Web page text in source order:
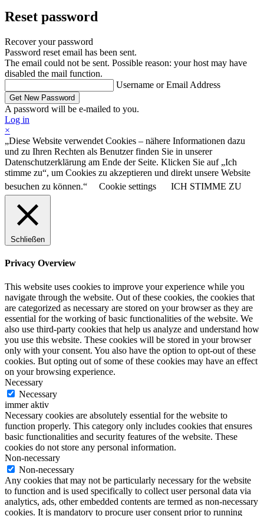
Reset password
Recover your password
Password reset email has been sent.
The email could not be sent. Possible reason: your host may have
disabled the mail function.
Username or Email Address
A password will be e-mailed to you.
Log in
×
„Diese Website verwendet Cookies – nähere Informationen dazu
und zu Ihren Rechten als Benutzer finden Sie in unserer
Datenschutzerklärung am Ende der Seite. Klicken Sie auf „Ich
stimme zu“, um Cookies zu akzeptieren und direkt unsere Website
besuchen zu können.“
Cookie settings ICH STIMME ZU
Schließen
Privacy Overview
This website uses cookies to improve your experience while you
navigate through the website. Out of these cookies, the cookies that
are categorized as necessary are stored on your browser as they are
essential for the working of basic functionalities of the website. We
also use third-party cookies that help us analyze and understand how
you use this website. These cookies will be stored in your browser
only with your consent. You also have the option to opt-out of these
cookies. But opting out of some of these cookies may have an effect
on your browsing experience.
Necessary
Necessary
immer aktiv
Necessary cookies are absolutely essential for the website to
function properly. This category only includes cookies that ensures
basic functionalities and security features of the website. These
cookies do not store any personal information.
Non-necessary
Non-necessary
Any cookies that may not be particularly necessary for the website
to function and is used specifically to collect user personal data via
analytics, ads, other embedded contents are termed as non-necessary
cookies. It is mandatory to procure user consent prior to running